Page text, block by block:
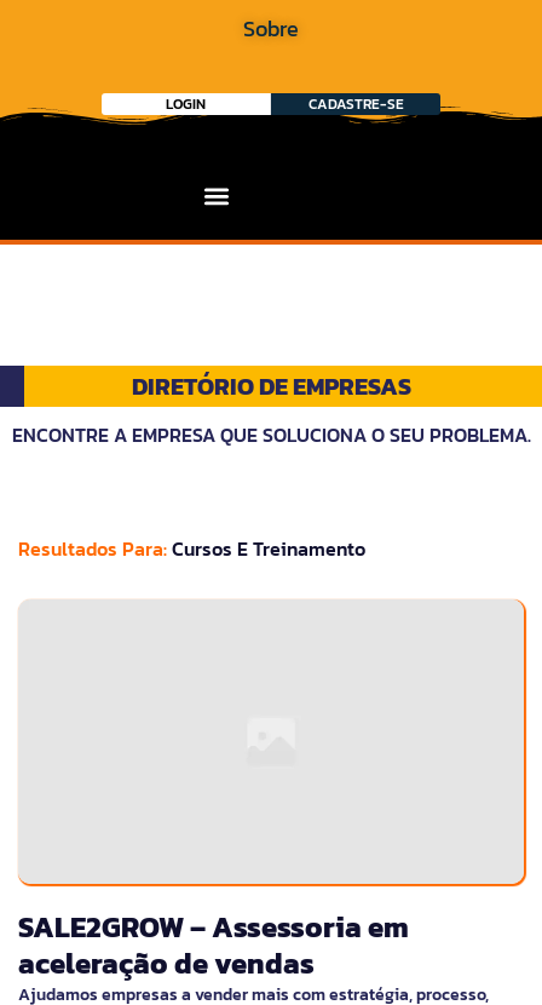
Sobre
LOGIN CADASTRE-SE
DIRETÓRIO DE EMPRESAS
ENCONTRE A EMPRESA QUE SOLUCIONA O SEU PROBLEMA.
Resultados Para:Cursos E Treinamento
SALE2GROW – Assessoria em
aceleração de vendas
Ajudamos empresas a vender mais com estratégia, processo,